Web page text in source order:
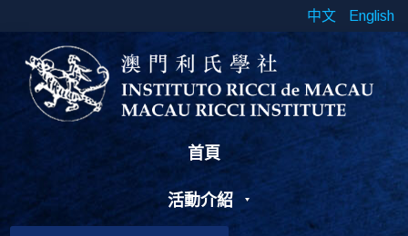
中文 English
首頁
活動介紹